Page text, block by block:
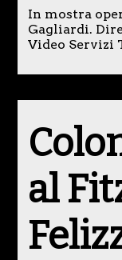
In mostra
Gagliardi.
Video Servizi
al